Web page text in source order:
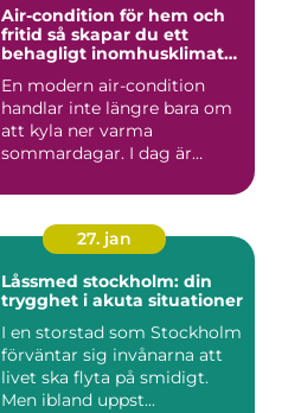
Air-condition för hem och
fritid så skapar du ett
behagligt inomhusklimat
En modern air-condition
handlar inte längre bara om
att kyla ner varma
sommardagar. I dag är
27. jan
Låssmed stockholm: din
trygghet i akuta situationer
I en storstad som Stockholm
förväntar sig invånarna att
livet ska flyta på smidigt.
Men ibland uppst...